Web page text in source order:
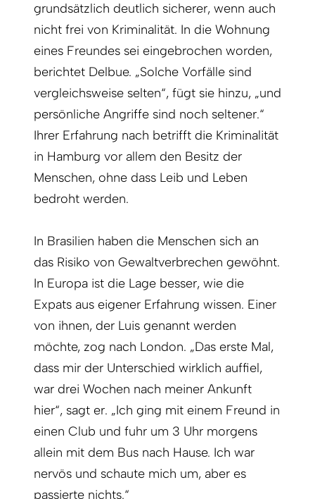
grundsätzlich deutlich sicherer, wenn auch
nicht frei von Kriminalität. In die Wohnung
eines Freundes sei eingebrochen worden,
berichtet Delbue. „Solche Vorfälle sind
vergleichsweise selten“, fügt sie hinzu, „und
persönliche Angriffe sind noch seltener.“
Ihrer Erfahrung nach betrifft die Kriminalität
in Hamburg vor allem den Besitz der
Menschen, ohne dass Leib und Leben
bedroht werden.
In Brasilien haben die Menschen sich an
das Risiko von Gewaltverbrechen gewöhnt.
In Europa ist die Lage besser, wie die
Expats aus eigener Erfahrung wissen. Einer
von ihnen, der Luis genannt werden
möchte, zog nach London. „Das erste Mal,
dass mir der Unterschied wirklich auffiel,
war drei Wochen nach meiner Ankunft
hier“, sagt er. „Ich ging mit einem Freund in
einen Club und fuhr um 3 Uhr morgens
allein mit dem Bus nach Hause. Ich war
nervös und schaute mich um, aber es
passierte nichts.“